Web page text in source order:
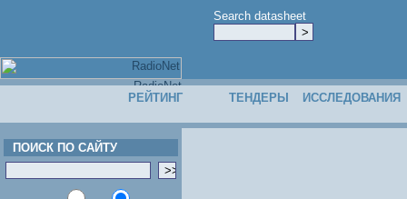
Search datasheet
РЕЙТИНГ ТЕНДЕРЫ ИССЛЕДОВАНИЯ
ПОИСК ПО САЙТУ